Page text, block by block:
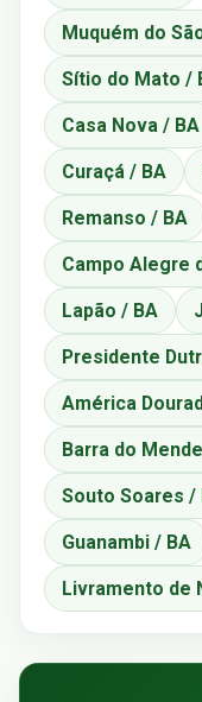
Muquém do
Sítio do Mato /
Casa Nova / BA
Curaçá / BA
Remanso / BA
Campo Alegre
Lapão / BA
Presidente
América
Barra do
Souto Soares /
Guanambi / BA
Livramento de